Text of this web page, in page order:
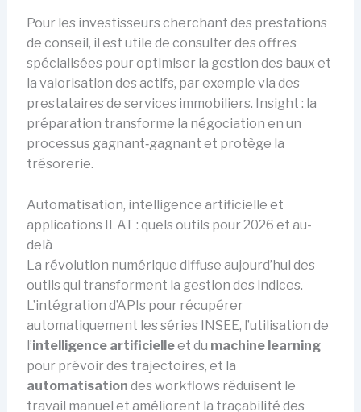
Pour les investisseurs cherchant des prestations
de conseil, il est utile de consulter des offres
spécialisées pour optimiser la gestion des baux et
la valorisation des actifs, par exemple via des
prestataires de services immobiliers. Insight : la
préparation transforme la négociation en un
processus gagnant‑gagnant et protège la
trésorerie.
Automatisation, intelligence artificielle et
applications ILAT : quels outils pour 2026 et au-
delà
La révolution numérique diffuse aujourd’hui des
outils qui transforment la gestion des indices.
L’intégration d’APIs pour récupérer
automatiquement les séries INSEE, l’utilisation de
l’intelligence artificielleet du machine learning
pour prévoir des trajectoires, et la
automatisation des workflows réduisent le
travail manuel et améliorent la traçabilité des